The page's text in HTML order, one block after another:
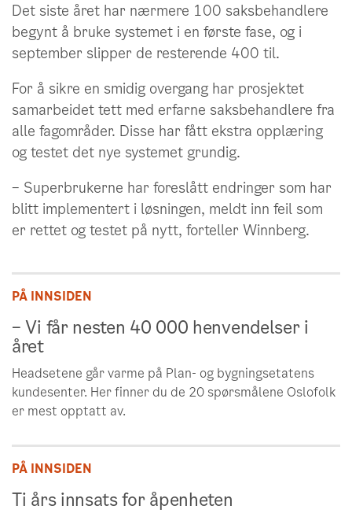
Det siste året har nærmere 100 saksbehandlere
begynt å bruke systemet i en første fase, og i
september slipper de resterende 400 til.
For å sikre en smidig overgang har prosjektet
samarbeidet tett med erfarne saksbehandlere fra
alle fagområder. Disse har fått ekstra opplæring
og testet det nye systemet grundig.
– Superbrukerne har foreslått endringer som har
blitt implementert i løsningen, meldt inn feil som
er rettet og testet på nytt, forteller Winnberg.
PÅ INNSIDEN
– Vi får nesten 40 000 henvendelser i
året
Headsetene går varme på Plan- og bygningsetatens
kundesenter. Her finner du de 20 spørsmålene Oslofolk
er mest opptatt av.
PÅ INNSIDEN
Ti års innsats for åpenheten